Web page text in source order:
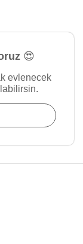
😍
evlenecek